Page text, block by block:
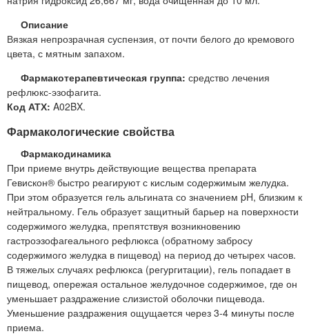
Описание
Вязкая непрозрачная суспензия, от почти белого до кремового
цвета, с мятным запахом.
Фармакотерапевтическая группа: средство лечения
рефлюкс-эзофагита.
Код АТХ: A02BX.
Фармакологические свойства
Фармакодинамика
При приеме внутрь действующие вещества препарата
Гевискон® быстро реагируют с кислым содержимым желудка.
При этом образуется гель альгината со значением pH, близким к
нейтральному. Гель образует защитный барьер на поверхности
содержимого желудка, препятствуя возникновению
гастроэзофагеального рефлюкса (обратному забросу
содержимого желудка в пищевод) на период до четырех часов.
В тяжелых случаях рефлюкса (регургитации), гель попадает в
пищевод, опережая остальное желудочное содержимое, где он
уменьшает раздражение слизистой оболочки пищевода.
Уменьшение раздражения ощущается через 3-4 минуты после
приема.